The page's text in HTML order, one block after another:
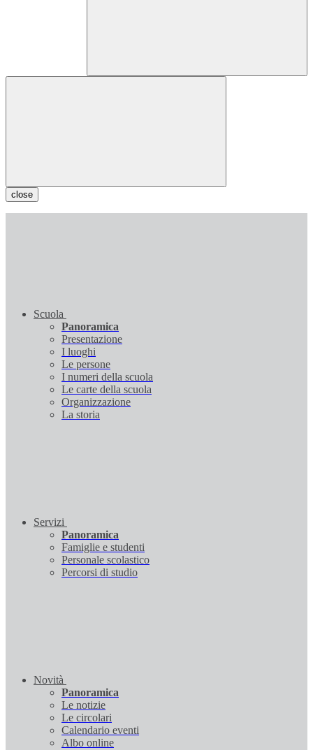
close
Scuola
Panoramica
Presentazione
I luoghi
Le persone
I numeri della scuola
Le carte della scuola
Organizzazione
La storia
Servizi
Panoramica
Famiglie e studenti
Personale scolastico
Percorsi di studio
Novità
Panoramica
Le notizie
Le circolari
Calendario eventi
Albo online